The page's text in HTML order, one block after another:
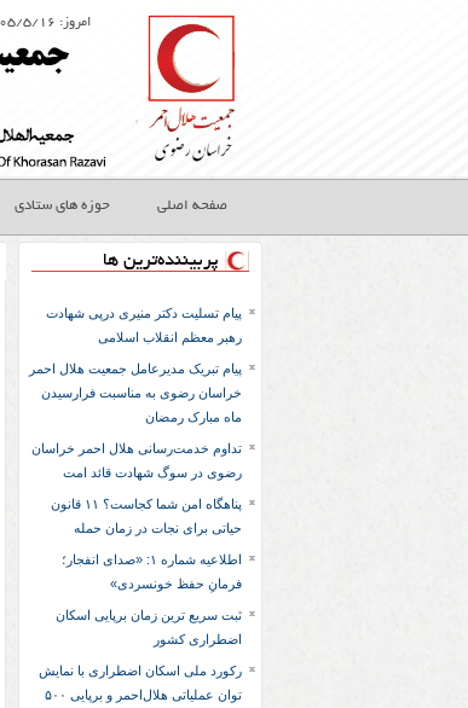
امروز: ۱۴۰۵/۵/۱۶
صفحه اصلی حوزه های ستادی
پربیننده‌ترین ها
پیام تسلیت دکتر منیری درپی شهادت
رهبر معظم انقلاب اسلامی
پیام تبریک مدیرعامل جمعیت هلال احمر
خراسان رضوی به مناسبت فرارسیدن
ماه مبارک رمضان
تداوم خدمت‌رسانی هلال احمر خراسان
رضوی در سوگ شهادت قائد امت
پناهگاه امن شما کجاست؟ ۱۱ قانون
حیاتی برای نجات در زمان حمله
اطلاعیه شماره ۱: «صدای انفجار؛
فرمانِ حفظ خونسردی»
ثبت سریع‌ ترین زمان برپایی اسکان
اضطراری کشور
رکورد ملی اسکان اضطراری با نمایش
توان عملیاتی هلال‌احمر و برپایی ۵۰۰